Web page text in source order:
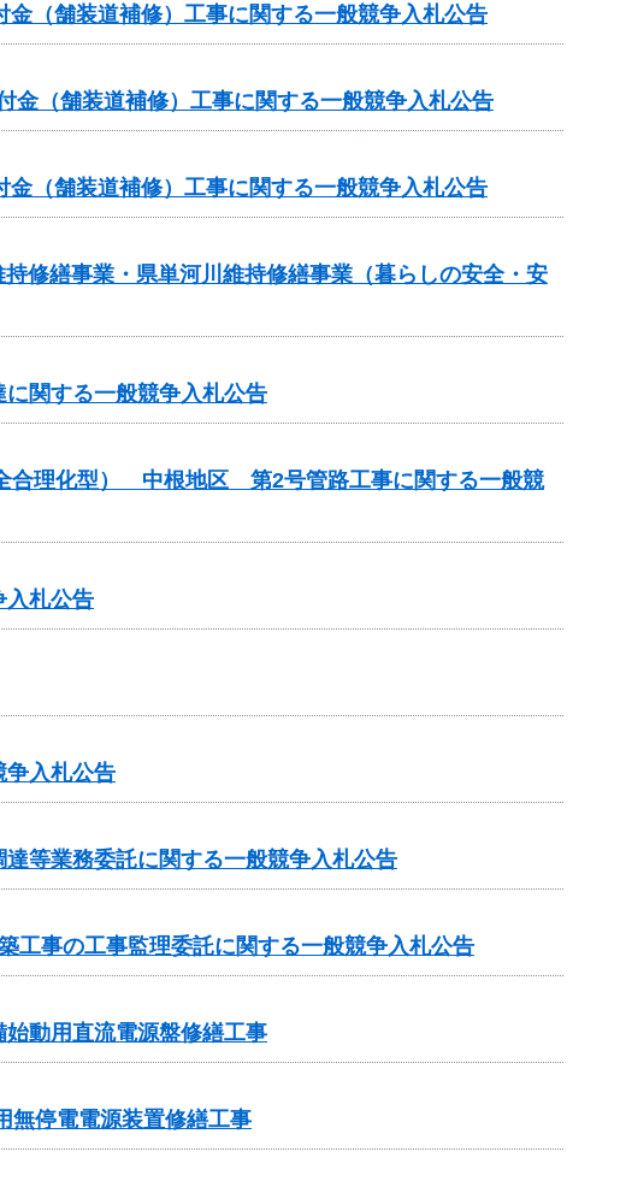
（舗装道補修）工事に関する一般競争入札公告
（舗装道補修）工事に関する一般競争入札公告
（舗装道補修）工事に関する一般競争入札公告
修繕事業・県単河川維持修繕事業（暮らしの安全・安
関する一般競争入札公告
合理化型） 中根地区 第2号管路工事に関する一般競
入札公告
争入札公告
等業務委託に関する一般競争入札公告
工事の工事監理委託に関する一般競争入札公告
始動用直流電源盤修繕工事
無停電電源装置修繕工事